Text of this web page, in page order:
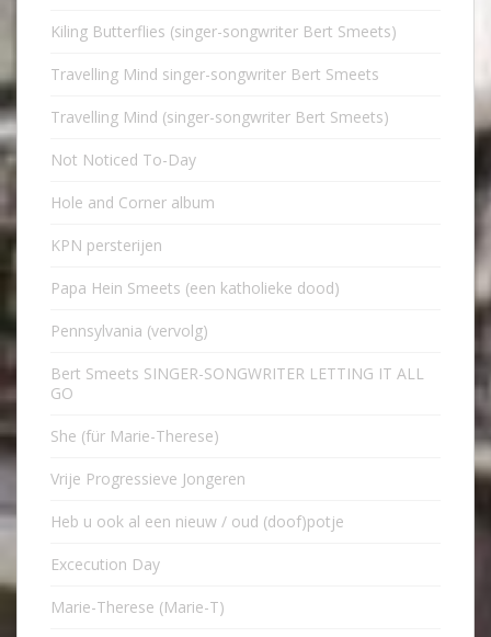
Kiling Butterflies (singer-songwriter Bert Smeets)
Travelling Mind singer-songwriter Bert Smeets
Travelling Mind (singer-songwriter Bert Smeets)
Not Noticed To-Day
Hole and Corner album
KPN persterijen
Papa Hein Smeets (een katholieke dood)
Pennsylvania (vervolg)
Bert Smeets SINGER-SONGWRITER LETTING IT ALL
GO
She (für Marie-Therese)
Vrije Progressieve Jongeren
Heb u ook al een nieuw / oud (doof)potje
Excecution Day
Marie-Therese (Marie-T)